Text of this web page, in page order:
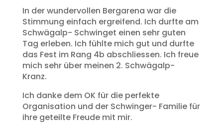
In der wundervollen Bergarena war die
Stimmung einfach ergreifend. Ich durfte am
Schwägalp- Schwinget einen sehr guten
Tag erleben. Ich fühlte mich gut und durfte
das Fest im Rang 4b abschliessen. Ich freue
mich sehr über meinen 2. Schwägalp-
Kranz.
Ich danke dem OK für die perfekte
Organisation und der Schwinger- Familie für
ihre geteilte Freude mit mir.